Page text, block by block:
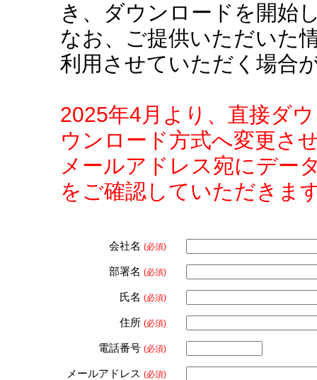
き、ダウンロードを開始
なお、ご提供いただいた
利用させていただく場合
2025年4月より、直接ダ
ウンロード方式へ変更さ
メールアドレス宛にデー
をご確認していただきま
会社名 (必須)
部署名 (必須)
氏名 (必須)
住所 (必須)
電話番号 (必須)
メールアドレス (必須)